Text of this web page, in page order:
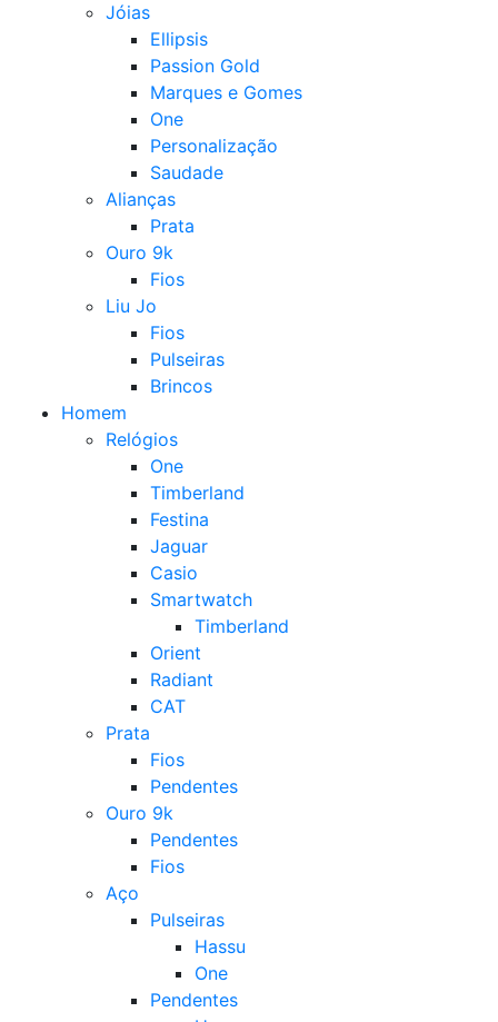
Jóias
Ellipsis
Passion Gold
Marques e Gomes
One
Personalização
Saudade
Alianças
Prata
Ouro 9k
Fios
Liu Jo
Fios
Pulseiras
Brincos
Homem
Relógios
One
Timberland
Festina
Jaguar
Casio
Smartwatch
Timberland
Orient
Radiant
CAT
Prata
Fios
Pendentes
Ouro 9k
Pendentes
Fios
Aço
Pulseiras
Hassu
One
Pendentes